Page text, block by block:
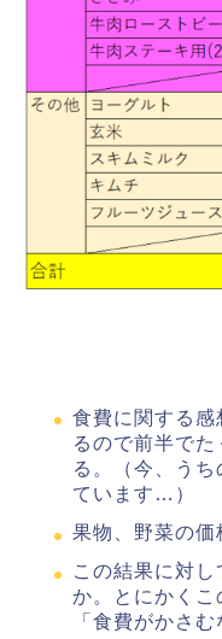
食費に関する感
るので前半で
る。（今、う
ています…）
果物、野菜の価
この結果に対
か。とにかくこ
「食費がかさ